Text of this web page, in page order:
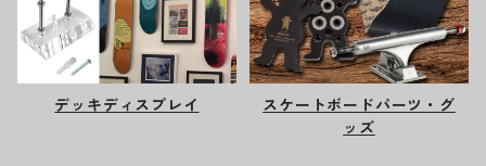
デッキディスプレイ
スケートボードパーツ・グ
ッズ